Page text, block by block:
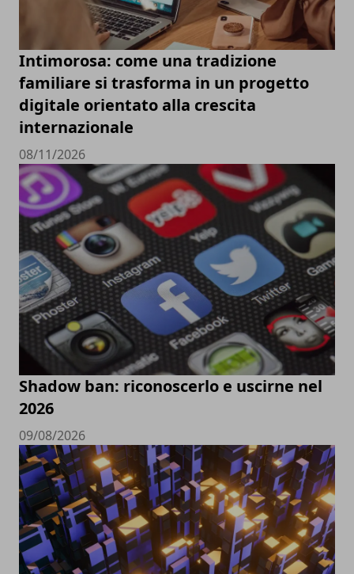
Intimorosa: come una tradizione
familiare si trasforma in un progetto
digitale orientato alla crescita
internazionale
08/11/2026
Shadow ban: riconoscerlo e uscirne nel
2026
09/08/2026